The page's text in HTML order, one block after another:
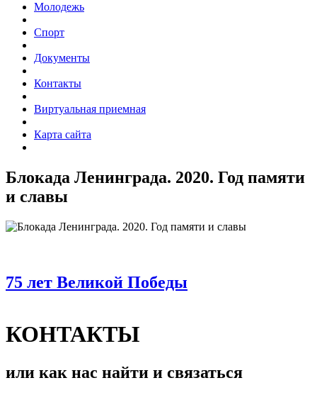
Молодежь
Спорт
Документы
Контакты
Виртуальная приемная
Карта сайта
Блокада Ленинграда. 2020. Год памяти
и славы
75 лет Великой Победы
КОНТАКТЫ
или как нас найти и связаться